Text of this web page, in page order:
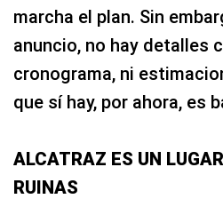
marcha el plan. Sin
anuncio, no hay detalles
cronograma, ni
que sí hay, por ahora, es
ALCATRAZ ES UN
RUINAS